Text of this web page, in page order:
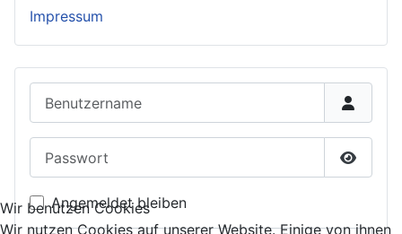
Impressum
Angemeldet bleiben
Wir benutzen Cookies
Wir nutzen Cookies auf unserer Website. Einige von ihnen